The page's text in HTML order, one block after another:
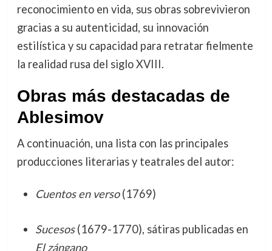
reconocimiento en vida, sus obras sobrevivieron
gracias a su autenticidad, su innovación
estilística y su capacidad para retratar fielmente
la realidad rusa del siglo XVIII.
Obras más destacadas de
Ablesimov
A continuación, una lista con las principales
producciones literarias y teatrales del autor:
Cuentos en verso(1769)
Sucesos(1679-1770), sátiras publicadas en
El zángano